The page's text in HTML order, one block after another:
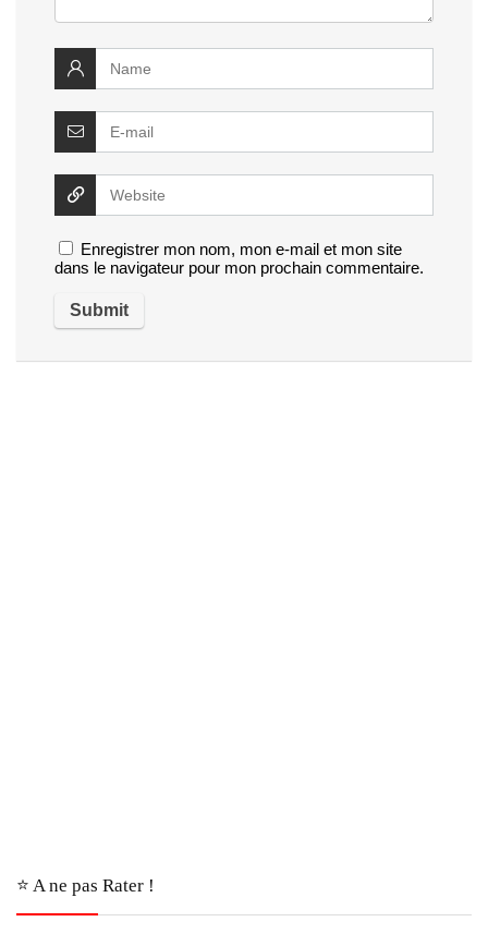
Enregistrer mon nom, mon e-mail et mon site
dans le navigateur pour mon prochain commentaire.
⭐️ A ne pas Rater !